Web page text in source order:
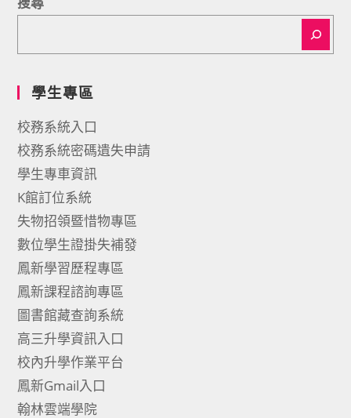
學生專區
校務系統入口
校務系統密碼遺失申請
學生專車資訊
K館訂位系統
失物招領暨惜物專區
數位學生證掛失補發
鳳新學習歷程專區
鳳新課程諮詢專區
圖書館藏查詢系統
高三升學資訊入口
校內升學作業平台
鳳新Gmail入口
翰林雲端學院